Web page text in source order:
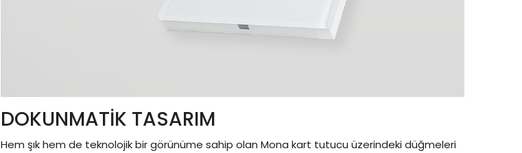
DOKUNMATİK TASARIM
Hem şık hem de teknolojik bir görünüme sahip olan Mona kart tutucu üzerindeki düğmeleri